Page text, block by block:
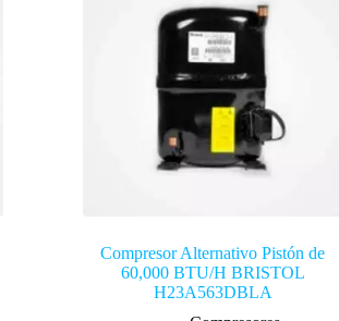
Compresor Alternativo Pistón de
60,000 BTU/H BRISTOL
H23A563DBLA